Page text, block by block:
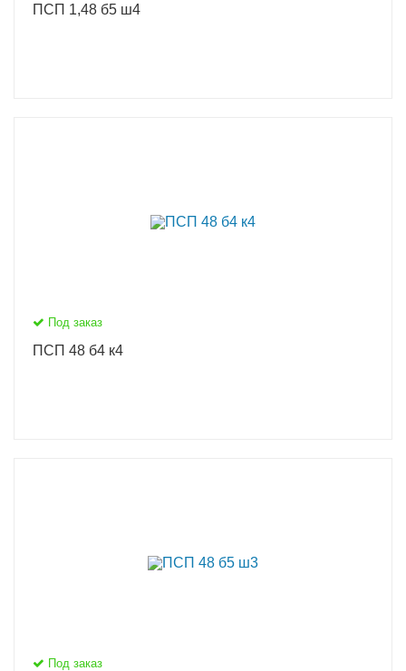
ПСП 1,48 б5 ш4
Под заказ
ПСП 48 б4 к4
Под заказ